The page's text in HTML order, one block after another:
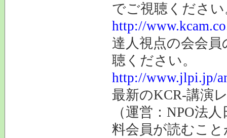
でご視聴ください
http://
達人視点の会会
聴ください。
http://www.jlpi.jp/
最新のKCR-講演
（運営：NPO法
料会員が読むこ